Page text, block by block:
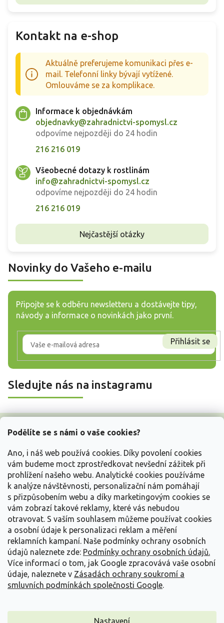
Podělíte se s námi o vaše cookies?
Ano, i náš web používá cookies. Díky povolení cookies
vám budeme moct zprostředkovat nevšední zážitek při
prohlížení našeho webu. Analytické cookies používáme
k analýze návštěvnosti, personalizační nám pomáhají
s přizpůsobením webu a díky marketingovým cookies se
vám zobrazí takové reklamy, které vás nebudou
otravovat. S vaším souhlasem můžeme používat cookies
a osobní údaje k personalizaci reklam a měření
reklamních kampaní. Naše podmínky ochrany osobních
údajů naleznete zde: Podmínky ochrany osobních údajů.
Více informací o tom, jak Google zpracovává vaše osobní
údaje, naleznete v Zásadách ochrany soukromí a
smluvních podmínkách společnosti Google.
Nastavení
Kontakt na e-shop
Aktuálně preferujeme komunikaci přes e-
mail. Telefonní linky bývají vytížené.
Omlouváme se za komplikace.
Informace k objednávkám
objednavky@zahradnictvi-spomysl.cz
odpovíme nejpozději do 24 hodin
216 216 019
Všeobecné dotazy k rostlinám
info@zahradnictvi-spomysl.cz
odpovíme nejpozději do 24 hodin
216 216 019
Nejčastější otázky
Novinky do Vašeho e-mailu
Připojte se k odběru newsletteru a dostávejte tipy,
návody a informace o novinkách jako první.
Přihlásit se
Sledujte nás na instagramu
Z
Vše o nákupu
Informace pro Vás
Kontakujte nás